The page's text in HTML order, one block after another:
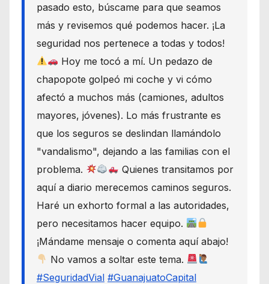
pasado esto, búscame para que seamos
más y revisemos qué podemos hacer. ¡La
seguridad nos pertenece a todas y todos!
Hoy me tocó a mí. Un pedazo de
chapopote golpeó mi coche y vi cómo
afectó a muchos más (camiones, adultos
mayores, jóvenes). Lo más frustrante es
que los seguros se deslindan llamándolo
"vandalismo", dejando a las familias con el
problema.
Quienes transitamos por
aquí a diario merecemos caminos seguros.
Haré un exhorto formal a las autoridades,
pero necesitamos hacer equipo.
¡Mándame mensaje o comenta aquí abajo!
No vamos a soltar este tema.
#SeguridadVial #GuanajuatoCapital